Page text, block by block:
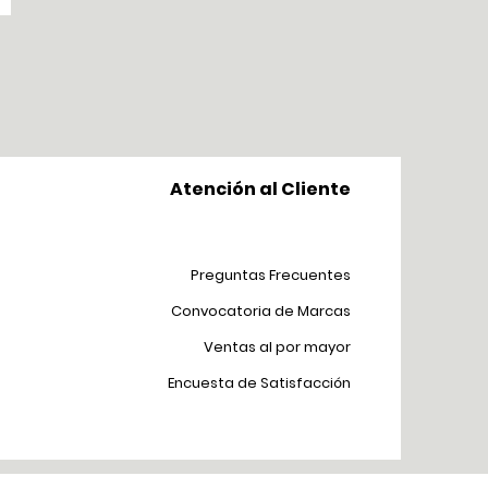
Atención al Cliente
Preguntas Frecuentes
Convocatoria de Marcas
Ventas al por mayor
Encuesta de Satisfacción